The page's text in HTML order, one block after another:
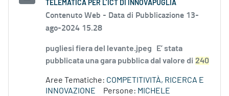
TELEMATICA PER L’ICT DI INNOVAPUGLIA
Contenuto Web - Data di Pubblicazione 13-
ago-2024 15.28
pugliesi fiera del levante.jpeg E’ stata
pubblicata una gara pubblica dal valore di 240
Aree Tematiche: COMPETITIVITÀ, RICERCA E
INNOVAZIONE
Persone: MICHELE